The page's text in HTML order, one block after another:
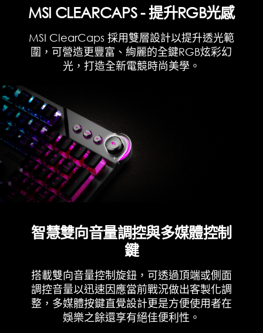
MSI CLEARCAPS - 提升RGB光感
MSI ClearCaps 採用雙層設計以提升透光範
圍，可營造更豐富、絢麗的全鍵RGB炫彩幻
光，打造全新電競時尚美學。
智慧雙向音量調控與多媒體控制
鍵
搭載雙向音量控制旋鈕，可透過頂端或側面
調控音量以迅速因應當前戰況做出客製化調
整，多媒體按鍵直覺設計更是方便使用者在
娛樂之餘還享有絕佳便利性。